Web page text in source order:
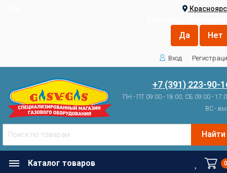
Вход
+7 (391) 223-90-
ПН - ПТ 09:00 - 18:00, СБ 09:00 -
ВС -
Найти
Каталог товаров